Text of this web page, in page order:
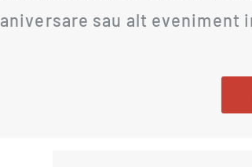
aniversare sau alt eveniment